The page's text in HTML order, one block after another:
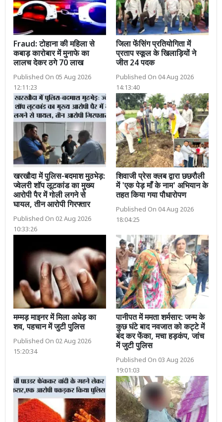
Fraud: टोहाना की महिला से
कबाड़ कारोबार में मुनाफे का
लालच देकर ठगे 70 लाख
Published On 05 Aug 2026
12:11:23
जिला फेंसिंग प्रतियोगिता में
प्रताप स्कूल के खिलाड़ियों ने
जीत 24 पदक
Published On 04 Aug 2026
14:13:40
खरखौदा में पुलिस-बदमाश मुठभेड़:
ज्वेलरी शॉप लूटकांड का मुख्य
आरोपी पैर में गोली लगने से
घायल, तीन आरोपी गिरफ्तार
Published On 02 Aug 2026
10:33:26
शिवाजी प्रेस क्लब द्वारा छछरौली
में 'एक पेड़ माँ के नाम' अभियान के
तहत किया गया पौधारोपण
Published On 04 Aug 2026
18:04:25
मम्मड़ माइनर में मिला अधेड़ का
शव, पहचान में जुटी पुलिस
Published On 02 Aug 2026
15:20:34
पानीपत में ममता शर्मसार: जन्म के
कुछ घंटे बाद नवजात को कट्टे में
बंद कर फेंका, मचा हड़कंप, जांच
में जुटी पुलिस
Published On 03 Aug 2026
19:01:03